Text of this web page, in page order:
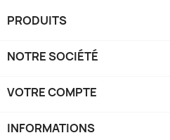
PRODUITS
NOTRE SOCIÉTÉ
VOTRE COMPTE
INFORMATIONS